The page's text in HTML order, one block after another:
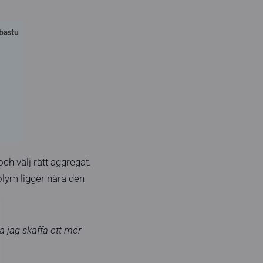
välj rätt aggregat.
ligger nära den
jag skaffa ett mer